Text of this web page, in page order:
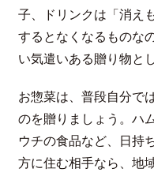
子、ドリンクは「消え
するとなくなるものな
い気遣いある贈り物と
お惣菜は、普段自分で
のを贈りましょう。ハ
ウチの食品など、日持
方に住む相手なら、地